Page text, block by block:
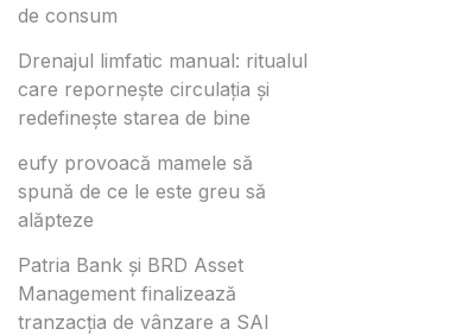
de consum
Drenajul limfatic manual: ritualul
care repornește circulația și
redefinește starea de bine
eufy provoacă mamele să
spună de ce le este greu să
alăpteze
Patria Bank și BRD Asset
Management finalizează
tranzacția de vânzare a SAI